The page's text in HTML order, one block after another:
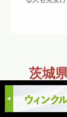
茨城
茨城県は関